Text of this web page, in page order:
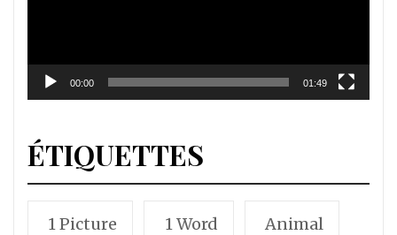
00:00 01:49
ÉTIQUETTES
1 Picture 1 Word Animal